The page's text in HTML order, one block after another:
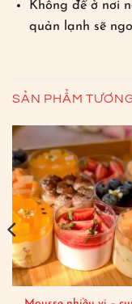
Không để ở nơi
quản lạnh sẽ
SẢN PHẨM